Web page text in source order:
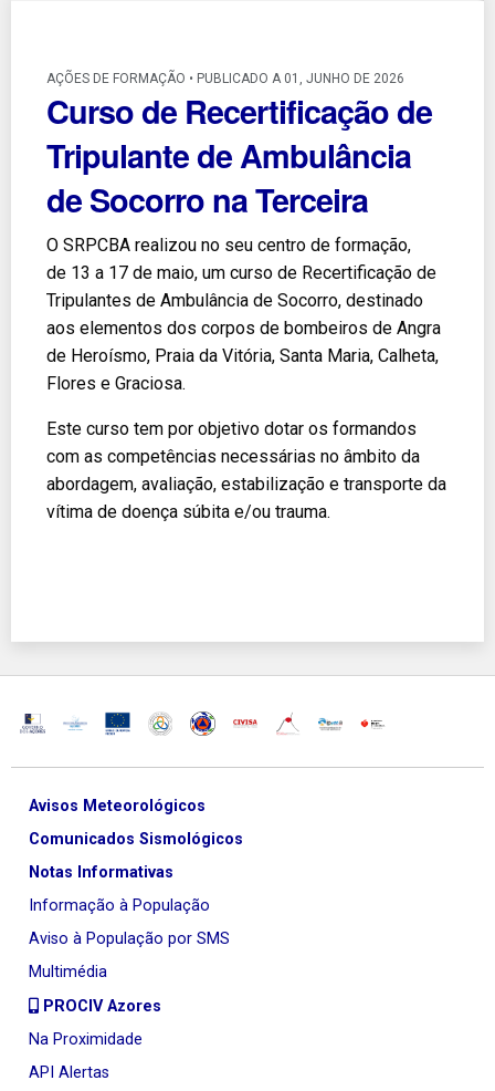
AÇÕES DE FORMAÇÃO • PUBLICADO A 01, JUNHO DE 2026
Curso de Recertificação de
Tripulante de Ambulância
de Socorro na Terceira
O SRPCBA realizou no seu centro de formação,
de 13 a 17 de maio, um curso de Recertificação de
Tripulantes de Ambulância de Socorro, destinado
aos elementos dos corpos de bombeiros de Angra
de Heroísmo, Praia da Vitória, Santa Maria, Calheta,
Flores e Graciosa.
Este curso tem por objetivo dotar os formandos
com as competências necessárias no âmbito da
abordagem, avaliação, estabilização e transporte da
vítima de doença súbita e/ou trauma.
Avisos Meteorológicos
Comunicados Sismológicos
Notas Informativas
Informação à População
Aviso à População por SMS
Multimédia
PROCIV Azores
Na Proximidade
API Alertas